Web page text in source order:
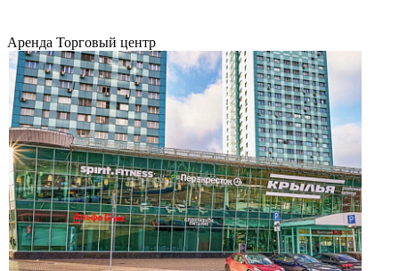
Аренда Торговый центр